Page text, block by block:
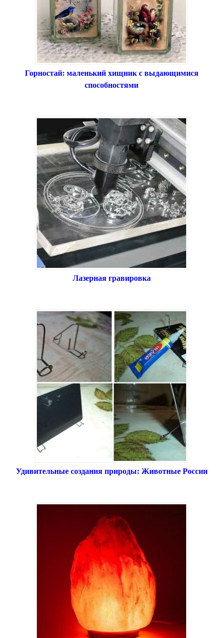
Горностай: маленький хищник с выдающимися
способностями
Лазерная гравировка
Удивительные создания природы: Животные России